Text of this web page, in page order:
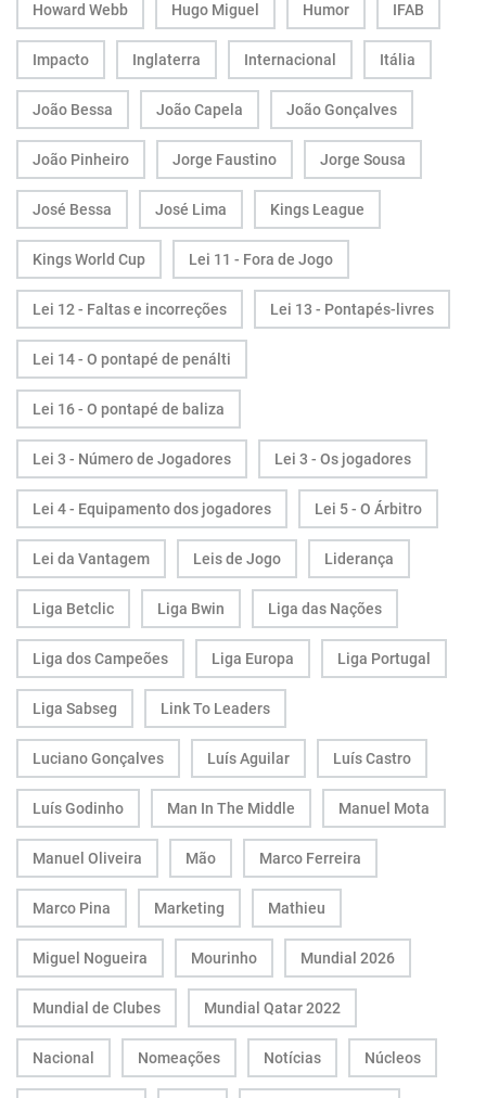
Howard Webb Hugo Miguel Humor IFAB
Impacto Inglaterra Internacional Itália
João Bessa João Capela João Gonçalves
João Pinheiro Jorge Faustino Jorge Sousa
José Bessa José Lima Kings League
Kings World Cup Lei 11 - Fora de Jogo
Lei 12 - Faltas e incorreções Lei 13 - Pontapés-livres
Lei 14 - O pontapé de penálti
Lei 16 - O pontapé de baliza
Lei 3 - Número de Jogadores Lei 3 - Os jogadores
Lei 4 - Equipamento dos jogadores Lei 5 - O Árbitro
Lei da Vantagem Leis de Jogo Liderança
Liga Betclic Liga Bwin Liga das Nações
Liga dos Campeões Liga Europa Liga Portugal
Liga Sabseg Link To Leaders
Luciano Gonçalves Luís Aguilar Luís Castro
Luís Godinho Man In The Middle Manuel Mota
Manuel Oliveira Mão Marco Ferreira
Marco Pina Marketing Mathieu
Miguel Nogueira Mourinho Mundial 2026
Mundial de Clubes Mundial Qatar 2022
Nacional Nomeações Notícias Núcleos